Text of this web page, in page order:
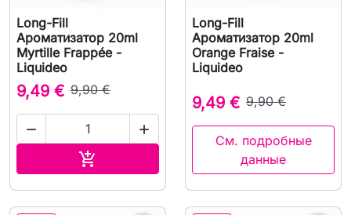
Long-Fill
Ароматизатор 20ml
Myrtille Frappée -
Liquideo
9,49 € 9,90 €
 

Long-Fill
Ароматизатор 20ml
Orange Fraise -
Liquideo
9,49 € 9,90 €
См. подробные
данные